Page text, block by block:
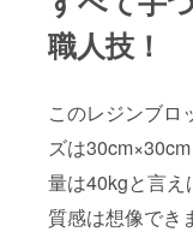
職人技！
このレジンブロ
ズは
量は40kgと言え
質感は想像でき